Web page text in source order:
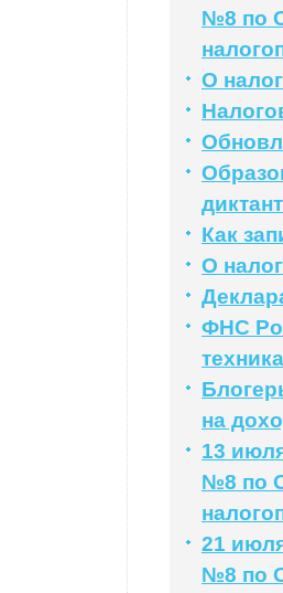
№8 по
О
Как
О
ФНС
на
13
№8 по
21
№8 по